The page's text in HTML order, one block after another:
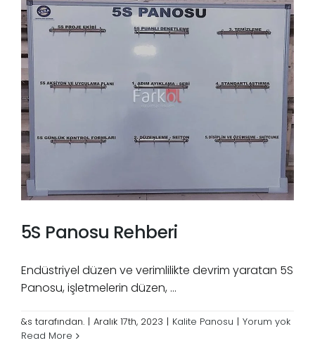
5S Panosu Rehberi
Endüstriyel düzen ve verimlilikte devrim yaratan 5S
Panosu, işletmelerin düzen, ...
&s tarafından. | Aralık 17th, 2023 | Kalite Panosu | Yorum yok
Read More